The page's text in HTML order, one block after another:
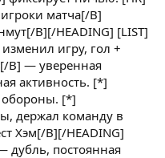
матча[/B]
B][/HEADING] [LIST]
игру, гол +
B] — уверенная
активность. [*]
обороны. [*]
держал команду в
Хэм[/B][/HEADING]
дубль, постоянная